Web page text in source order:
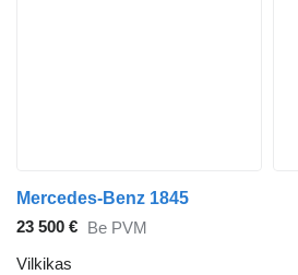
Mercedes-Benz 1845
23 500 € Be PVM
Vilkikas